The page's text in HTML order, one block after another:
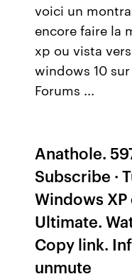
voici un
encore faire la
xp ou vista
windows 10
Forums ...
Anathole.
Subscribe ·
Windows
Ultimate.
Copy link.
unmute